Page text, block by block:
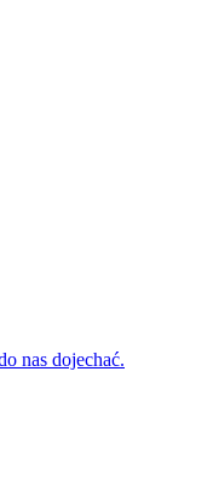
nas dojechać.